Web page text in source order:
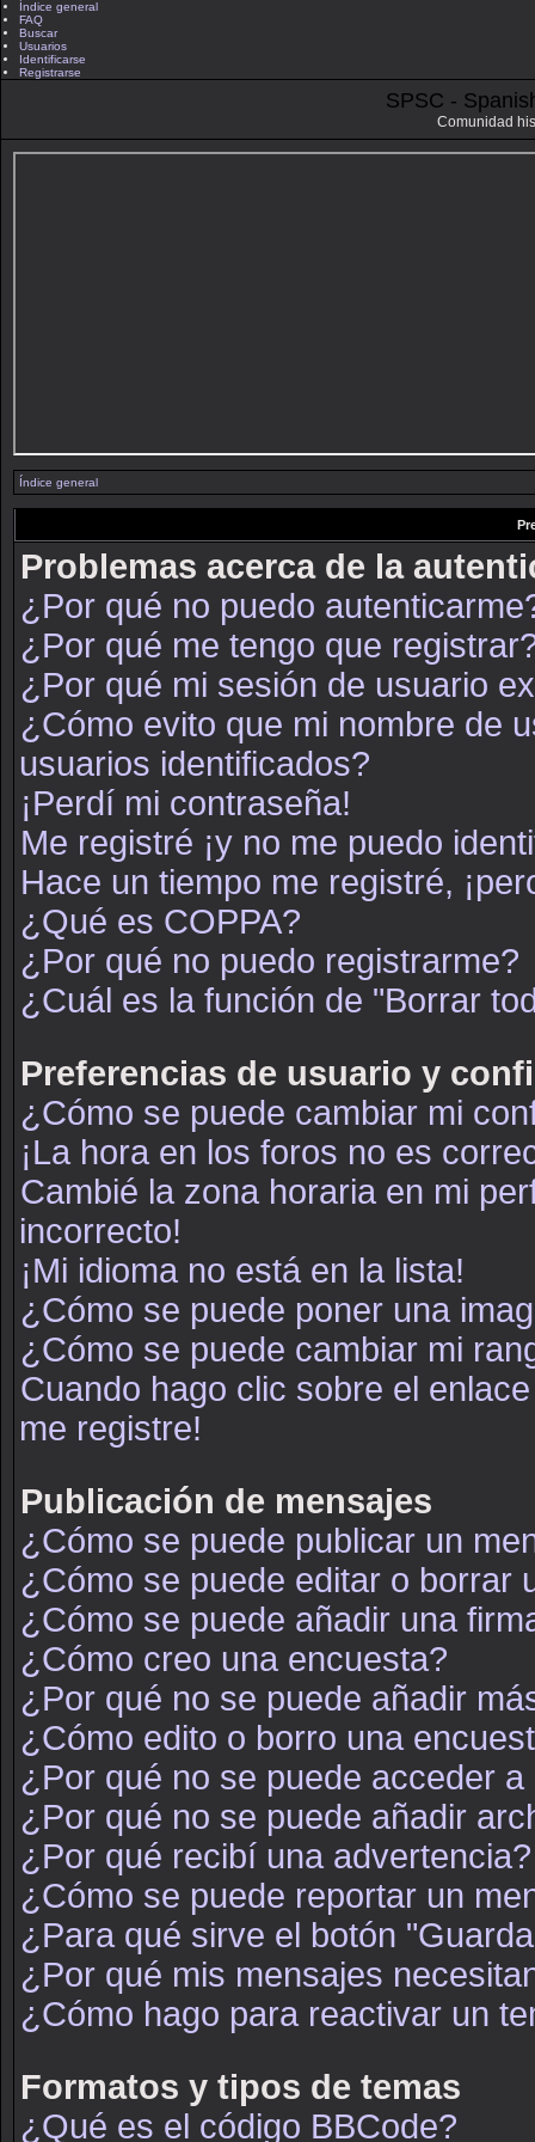
Índice general
FAQ
Buscar
Usuarios
Identificarse
Registrarse
SPSC -
Comunidad
Índice general
Problemas acerca de la
¿Por qué no puedo
¿Por qué me tengo que
¿Por qué mi sesión de usuario
¿Cómo evito que mi nombre de
usuarios identificados?
¡Perdí mi contraseña!
Me registré ¡y no me puedo
Hace un tiempo me registré,
¿Qué es COPPA?
¿Por qué no puedo registrarme?
¿Cuál es la función de "Borrar
Preferencias de usuario y
¿Cómo se puede cambiar mi
¡La hora en los foros no es
Cambié la zona horaria en mi
incorrecto!
¡Mi idioma no está en la lista!
¿Cómo se puede poner una
¿Cómo se puede cambiar mi
Cuando hago clic sobre el
me registre!
Publicación de mensajes
¿Cómo se puede publicar un
¿Cómo se puede editar o borrar
¿Cómo se puede añadir una
¿Cómo creo una encuesta?
¿Por qué no se puede añadir
¿Cómo edito o borro una
¿Por qué no se puede acceder a
¿Por qué no se puede añadir
¿Por qué recibí una advertencia?
¿Cómo se puede reportar un
¿Para qué sirve el botón
¿Por qué mis mensajes
¿Cómo hago para reactivar un
Formatos y tipos de temas
¿Qué es el código BBCode?